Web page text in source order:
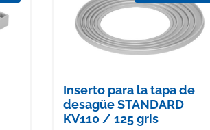
Inserto para la tapa de
desagüe STANDARD
KV110 / 125 gris